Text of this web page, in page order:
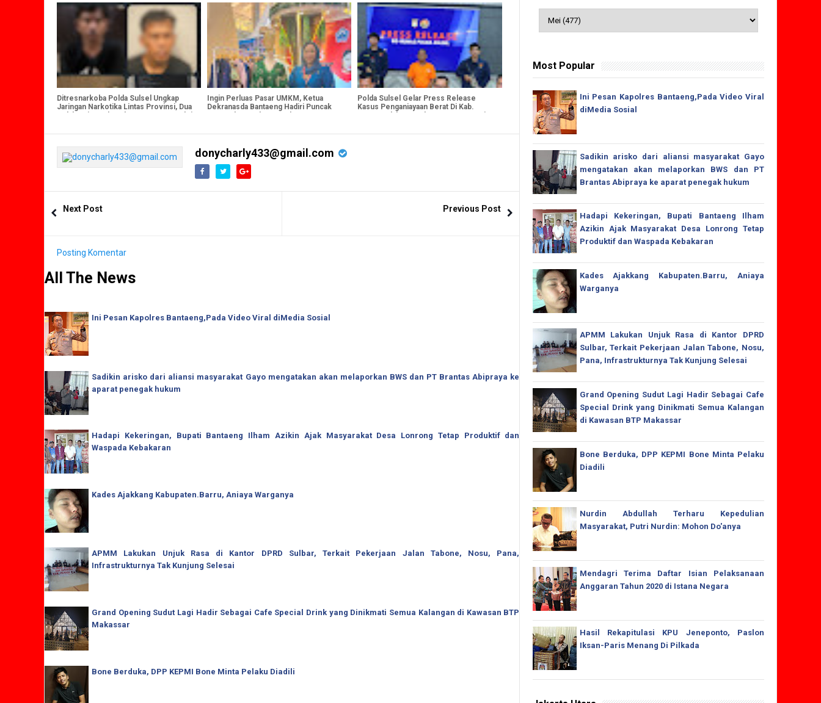
di Makassar
Ditresnarkoba Polda Sulsel Ungkap
Jaringan Narkotika Lintas Provinsi, Dua
Ingin Perluas Pasar UMKM, Ketua
Dekranasda Bantaeng Hadiri Puncak
Polda Sulsel Gelar Press Release
Kasus Penganiayaan Berat Di Kab.
donycharly433@gmail.com
Next Post Previous Post
Posting Komentar
All The News
Ini Pesan Kapolres Bantaeng,Pada Video Viral diMedia Sosial
Sadikin arisko dari aliansi masyarakat Gayo mengatakan akan melaporkan BWS dan PT Brantas Abipraya ke
aparat penegak hukum
Hadapi Kekeringan, Bupati Bantaeng Ilham Azikin Ajak Masyarakat Desa Lonrong Tetap Produktif dan
Waspada Kebakaran
Kades Ajakkang Kabupaten.Barru, Aniaya Warganya
APMM Lakukan Unjuk Rasa di Kantor DPRD Sulbar, Terkait Pekerjaan Jalan Tabone, Nosu, Pana,
Infrastrukturnya Tak Kunjung Selesai
Grand Opening Sudut Lagi Hadir Sebagai Cafe Special Drink yang Dinikmati Semua Kalangan di Kawasan BTP
Makassar
Bone Berduka, DPP KEPMI Bone Minta Pelaku Diadili
Most Popular
Ini Pesan Kapolres Bantaeng,Pada Video Viral
diMedia Sosial
Sadikin arisko dari aliansi masyarakat Gayo
mengatakan akan melaporkan BWS dan PT
Brantas Abipraya ke aparat penegak hukum
Hadapi Kekeringan, Bupati Bantaeng Ilham
Azikin Ajak Masyarakat Desa Lonrong Tetap
Produktif dan Waspada Kebakaran
Kades Ajakkang Kabupaten.Barru, Aniaya
Warganya
APMM Lakukan Unjuk Rasa di Kantor DPRD
Sulbar, Terkait Pekerjaan Jalan Tabone, Nosu,
Pana, Infrastrukturnya Tak Kunjung Selesai
Grand Opening Sudut Lagi Hadir Sebagai Cafe
Special Drink yang Dinikmati Semua Kalangan
di Kawasan BTP Makassar
Bone Berduka, DPP KEPMI Bone Minta Pelaku
Diadili
Nurdin Abdullah Terharu Kepedulian
Masyarakat, Putri Nurdin: Mohon Do'anya
Mendagri Terima Daftar Isian Pelaksanaan
Anggaran Tahun 2020 di Istana Negara
Hasil Rekapitulasi KPU Jeneponto, Paslon
Iksan-Paris Menang Di Pilkada